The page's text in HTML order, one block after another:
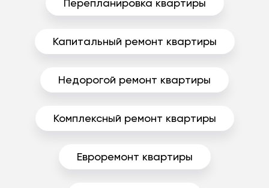
Перепланировка квартиры
Капитальный ремонт квартиры
Недорогой ремонт квартиры
Комплексный ремонт квартиры
Евроремонт квартиры